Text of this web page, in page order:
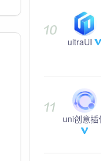
ultraUI
uni创意插